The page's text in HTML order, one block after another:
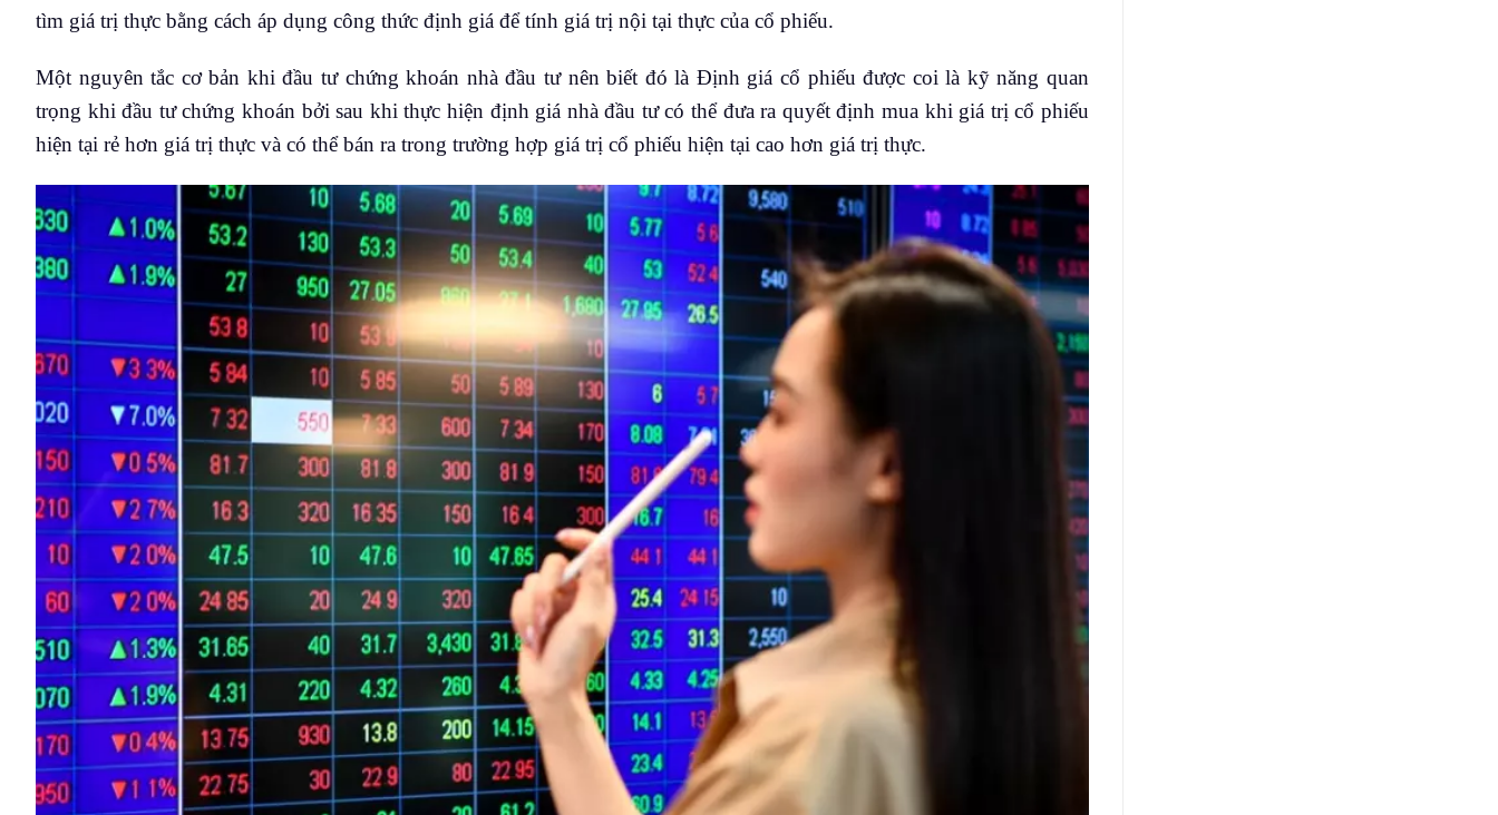
tìm giá trị thực bằng cách áp dụng công thức định giá để tính giá trị nội tại thực của cổ phiếu.
Một nguyên tắc cơ bản khi đầu tư chứng khoán nhà đầu tư nên biết đó là Định giá cổ phiếu được coi là kỹ năng quan
trọng khi đầu tư chứng khoán bởi sau khi thực hiện định giá nhà đầu tư có thể đưa ra quyết định mua khi giá trị cổ phiếu
hiện tại rẻ hơn giá trị thực và có thể bán ra trong trường hợp giá trị cổ phiếu hiện tại cao hơn giá trị thực.